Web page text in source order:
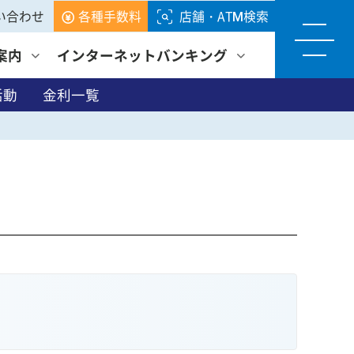
合わせ 各種手数料 店舗・ATM検索
内 インターネットバンキング
金利一覧